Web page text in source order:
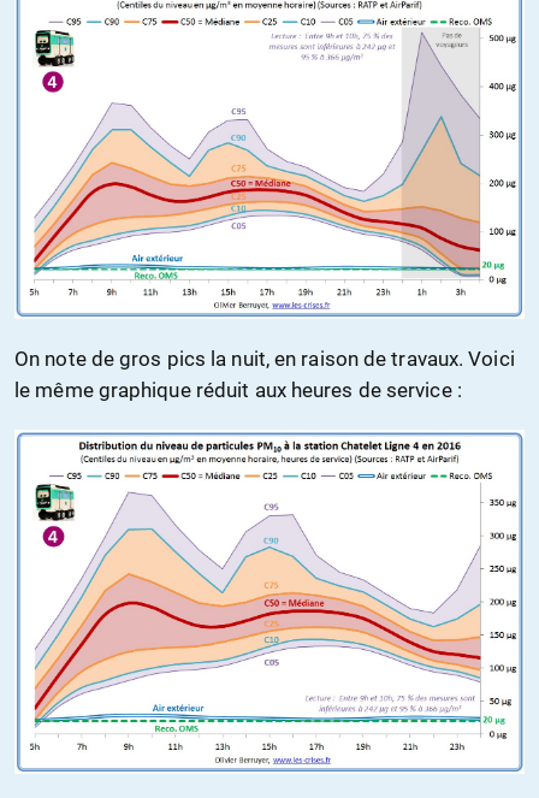
On note de gros pics la nuit, en raison de travaux. Voici
le même graphique réduit aux heures de service :